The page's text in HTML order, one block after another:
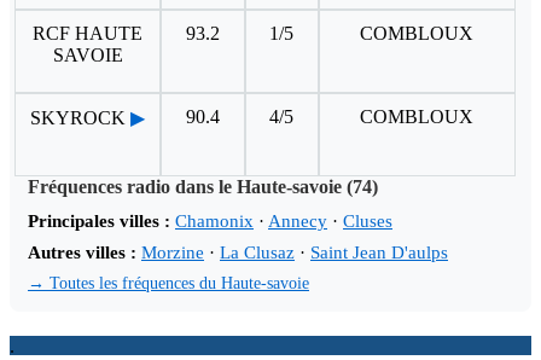
RCF HAUTE
SAVOIE
93.2 1/5 COMBLOUX
SKYROCK ▶ 90.4 4/5 COMBLOUX
Fréquences radio dans le Haute-savoie (74)
Principales villes : Chamonix · Annecy · Cluses
Autres villes : Morzine · La Clusaz · Saint Jean D'aulps
→ Toutes les fréquences du Haute-savoie
.